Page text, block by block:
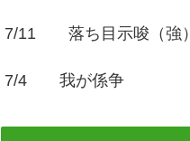
7/11 落ち目示唆（強）
7/4 我が係争